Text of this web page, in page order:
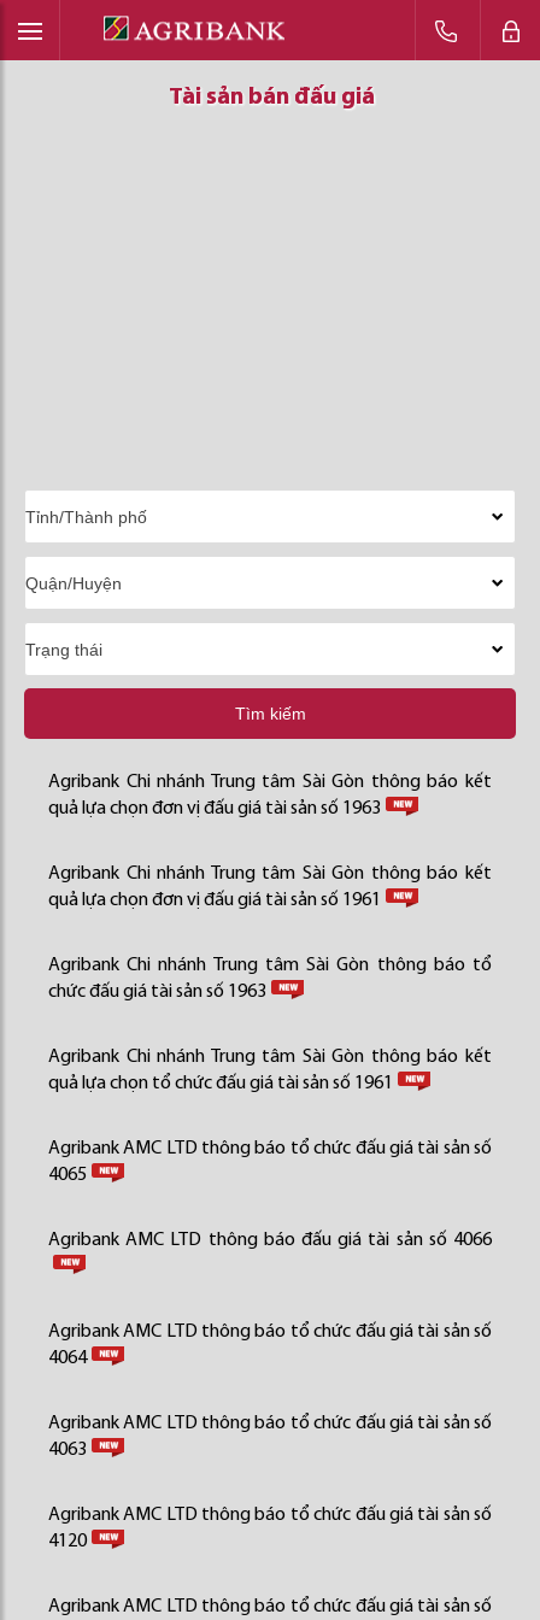
Tài sản bán đấu giá
Tài sản bán đấu giá
Tài sản bán đấu giá
Tìm kiếm
Agribank Chi nhánh Trung tâm Sài Gòn thông báo kết
quả lựa chọn đơn vị đấu giá tài sản số 1963
Agribank Chi nhánh Trung tâm Sài Gòn thông báo kết
quả lựa chọn đơn vị đấu giá tài sản số 1961
Agribank Chi nhánh Trung tâm Sài Gòn thông báo tổ
chức đấu giá tài sản số 1963
Agribank Chi nhánh Trung tâm Sài Gòn thông báo kết
quả lựa chọn tổ chức đấu giá tài sản số 1961
Agribank AMC LTD thông báo tổ chức đấu giá tài sản số
4065
Agribank AMC LTD thông báo đấu giá tài sản số 4066
Agribank AMC LTD thông báo tổ chức đấu giá tài sản số
4064
Agribank AMC LTD thông báo tổ chức đấu giá tài sản số
4063
Agribank AMC LTD thông báo tổ chức đấu giá tài sản số
4120
Agribank AMC LTD thông báo tổ chức đấu giá tài sản số